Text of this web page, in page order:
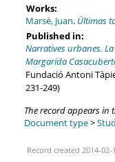
Works:
Marsé, Juan. Últimas
Published in:
Narratives urbanes.
Margarida
Fundació Antoni
231-249)
The record appears in
Document type>
Record created 2014-